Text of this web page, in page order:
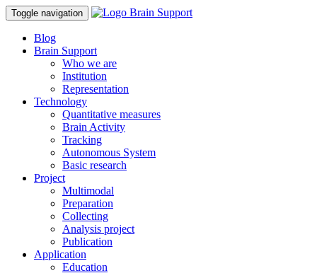
Toggle navigation
Blog
Brain Support
Who we are
Institution
Representation
Technology
Quantitative measures
Brain Activity
Tracking
Autonomous System
Basic research
Project
Multimodal
Preparation
Collecting
Analysis project
Publication
Application
Education